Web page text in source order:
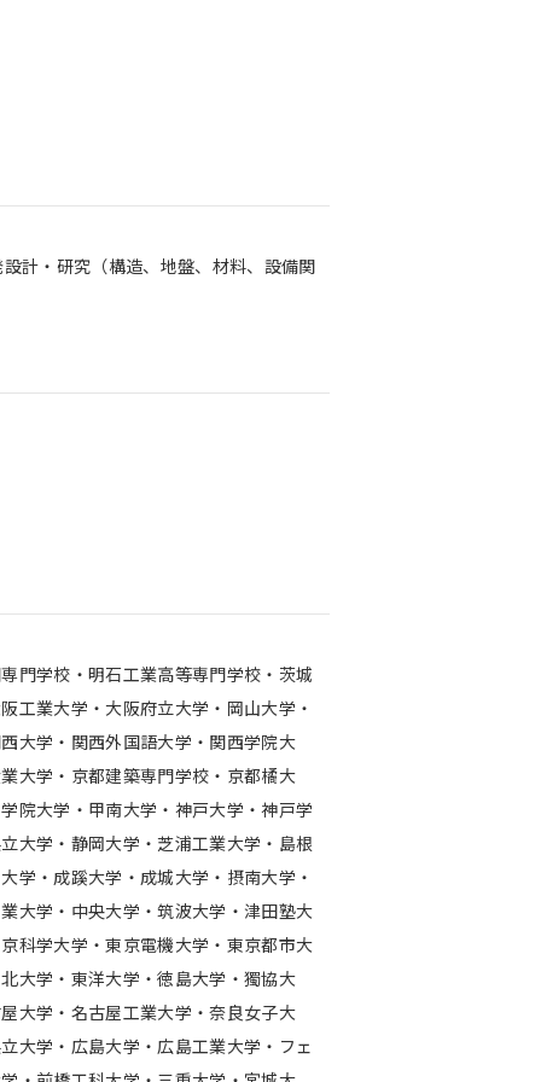
計・研究（構造、地盤、材料、設備関
門学校・明石工業高等専門学校・茨城
工業大学・大阪府立大学・岡山大学・
大学・関西外国語大学・関西学院大
大学・京都建築専門学校・京都橘大
院大学・甲南大学・神戸大学・神戸学
大学・静岡大学・芝浦工業大学・島根
学・成蹊大学・成城大学・摂南大学・
大学・中央大学・筑波大学・津田塾大
科学大学・東京電機大学・東京都市大
大学・東洋大学・徳島大学・獨協大
大学・名古屋工業大学・奈良女子大
大学・広島大学・広島工業大学・フェ